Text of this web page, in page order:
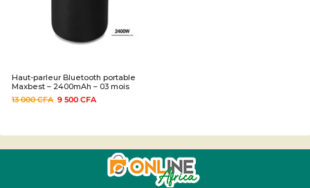
Haut-parleur Bluetooth portable
Maxbest – 2400mAh – 03 mois
13 000CFA 9 500 CFA